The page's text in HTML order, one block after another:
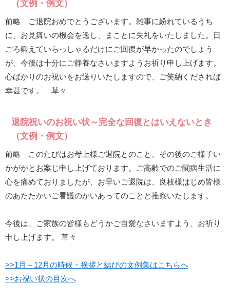
（文例・例文）
前略 ご退院おめでとうございます。雑事に紛れているうち
に、お見舞いの機会を逸し、まことに失礼をいたしました。日
ごろ鍛えていらっしゃるだけにご回復が早かったのでしょう
が、今後は十分にご静養なさいますようお祈り申し上げます。
心ばかりのお祝いをお送りいたしますので、ご笑納くだされば
幸甚です。 草々
退院祝いのお祝い状～完全な回復とはいえないとき
（文例・例文）
前略 このたびはお母上様ご退院とのこと、その後のご様子い
かがかとお案じ申し上げております。ご高齢でのご闘病生活に
心を痛めておりましたが、お早いご退院は、良枝様はじめ皆様
のあたたかいご看護のかいあってのことと推察いたします。
今後は、ご家族の皆様もどうかご自愛なさいますよう、お祈り
申し上げます。 草々
>>1月～12月の時候・挨拶と結びの文例集はこちらへ
>>お祝い状の目次へ